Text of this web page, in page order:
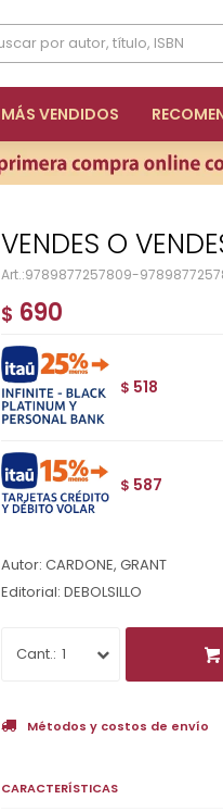
MÁS VENDIDOS
VENDES O
9789877257809-
$ 690
$ 518
$ 587
Autor: CARDONE, GRANT
Editorial: DEBOLSILLO
1
Métodos y costos de envío
CARACTERÍSTICAS